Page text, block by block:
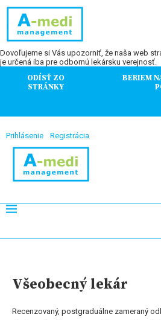
Dovoľujeme si Vás upozorniť, že naša web
je určená iba pre odbornú lekársku verejnosť.
ODÍSŤ ZO
STRÁNKY
BERIEM
Prihlásenie Registrácia
Všeobecný lekár
Recenzovaný, postgraduálne zameraný